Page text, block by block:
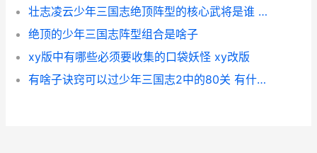
壮志凌云少年三国志绝顶阵型的核心武将是谁 壮志凌云少三热血版攻略
绝顶的少年三国志阵型组合是啥子
xy版中有哪些必须要收集的口袋妖怪 xy改版
有啥子诀窍可以过少年三国志2中的80关 有什么方法最好